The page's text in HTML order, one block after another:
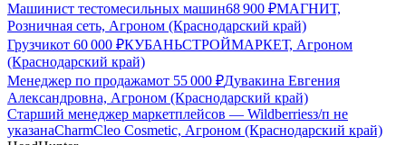
Машинист тестомесильных машин68 900 ₽МАГНИТ,
Розничная сеть, Агроном (Краснодарский край)
Грузчикот 60 000 ₽КУБАНЬСТРОЙМАРКЕТ, Агроном
(Краснодарский край)
Менеджер по продажамот 55 000 ₽Дувакина Евгения
Александровна, Агроном (Краснодарский край)
Старший менеджер маркетплейсов — Wildberriesз/п не
указанаCharmCleo Cosmetic, Агроном (Краснодарский край)